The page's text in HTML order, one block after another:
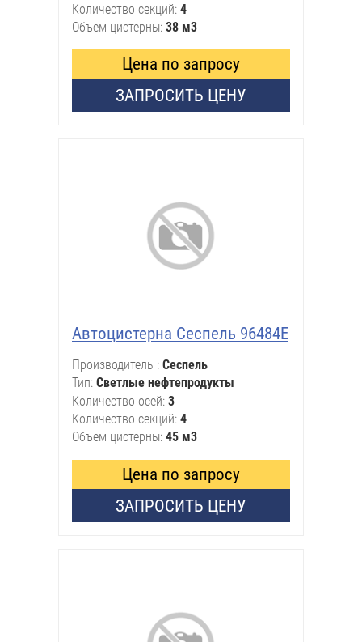
Количество секций 4
Объем цистерны 38 м3
Цена по запросу
ЗАПРОСИТЬ ЦЕНУ
Автоцистерна Сеспель 96484E
Производитель
Сеспель
Тип Светлые нефтепродукты
Количество осей 3
Количество секций 4
Объем цистерны 45 м3
Цена по запросу
ЗАПРОСИТЬ ЦЕНУ